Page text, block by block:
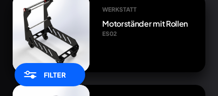
FILTER
WERKSTATT
Motorständer mit Rollen
ES02